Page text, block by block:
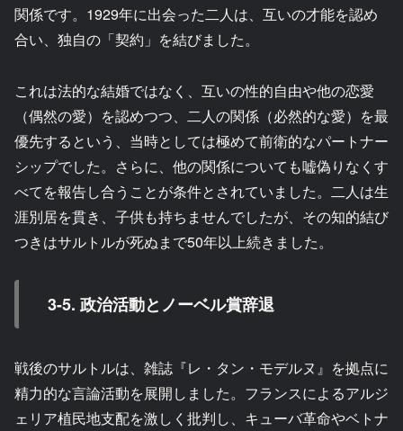
関係です。1929年に出会った二人は、互いの才能を認め
合い、独自の「契約」を結びました。
これは法的な結婚ではなく、互いの性的自由や他の恋愛
（偶然の愛）を認めつつ、二人の関係（必然的な愛）を最
優先するという、当時としては極めて前衛的なパートナー
シップでした。さらに、他の関係についても嘘偽りなくす
べてを報告し合うことが条件とされていました。二人は生
涯別居を貫き、子供も持ちませんでしたが、その知的結び
つきはサルトルが死ぬまで50年以上続きました。
3-5. 政治活動とノーベル賞辞退
戦後のサルトルは、雑誌『レ・タン・モデルヌ』を拠点に
精力的な言論活動を展開しました。フランスによるアルジ
ェリア植民地支配を激しく批判し、キューバ革命やベトナ